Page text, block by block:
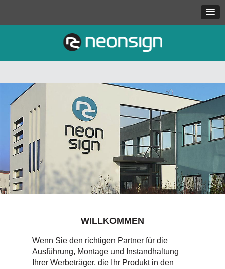
WILLKOMMEN
Wenn Sie den richtigen Partner für die
Ausführung, Montage und Instandhaltung
Ihrer Werbeträger, die Ihr Produkt in den